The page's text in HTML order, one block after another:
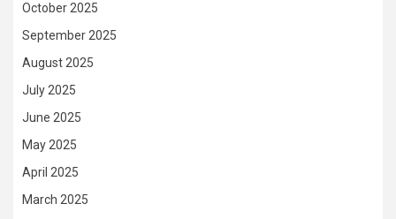
October 2025
September 2025
August 2025
July 2025
June 2025
May 2025
April 2025
March 2025